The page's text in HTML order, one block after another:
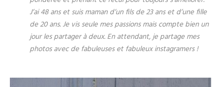
J’ai 48 ans et suis maman d’un fils de 23 ans et d’une fille
de 20 ans. Je vis seule mes passions mais compte bien un
jour les partager à deux. En attendant, je partage mes
photos avec de fabuleuses et fabuleux instagramers !